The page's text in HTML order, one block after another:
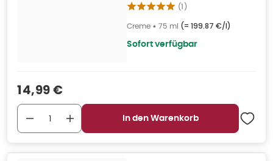
(1)
Creme • 75 ml (= 199.87 €/l)
Sofort verfügbar
Verkaufspreis
14,99 €
In den Warenkorb